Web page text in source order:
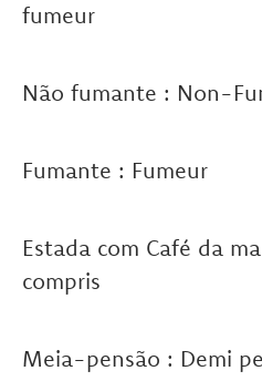
fumeur
Não fumante : Non-
Fumante : Fumeur
Estada com Café da
compris
Meia-pensão : Demi